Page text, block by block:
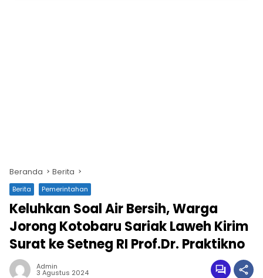
Beranda Berita
Berita Pemerintahan
Keluhkan Soal Air Bersih, Warga
Jorong Kotobaru Sariak Laweh Kirim
Surat ke Setneg RI Prof.Dr. Praktikno
Admin
3 Agustus 2024